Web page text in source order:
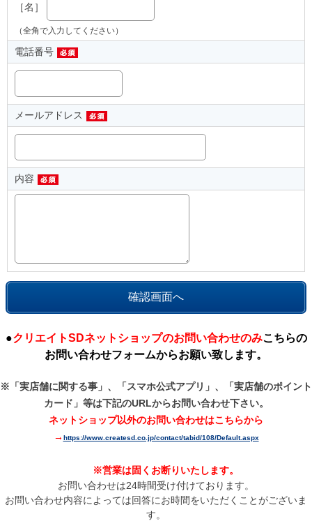
［名］
（全角で入力してください）
電話番号
メールアドレス
内容
●クリエイトSDネットショップのお問い合わせのみこちらの
お問い合わせフォームからお願い致します。
※「実店舗に関する事」、「スマホ公式アプリ」、「実店舗のポイント
カード」等は下記のURLからお問い合わせ下さい。
ネットショップ以外のお問い合わせはこちらから
→ https://www.createsd.co.jp/contact/tabid/108/Default.aspx
※営業は固くお断りいたします。
お問い合わせは24時間受け付けております。
お問い合わせ内容によっては回答にお時間をいただくことがございま
す。